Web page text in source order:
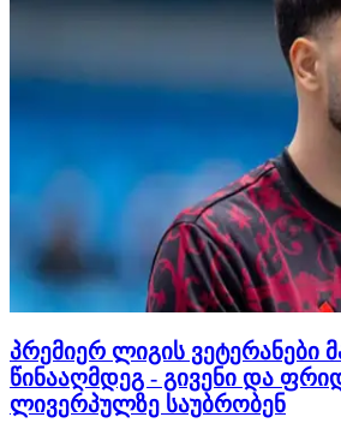
პრემიერ ლიგის ვეტერანები
წინააღმდეგ - გივენი და
ლივერპულზე საუბრობენ